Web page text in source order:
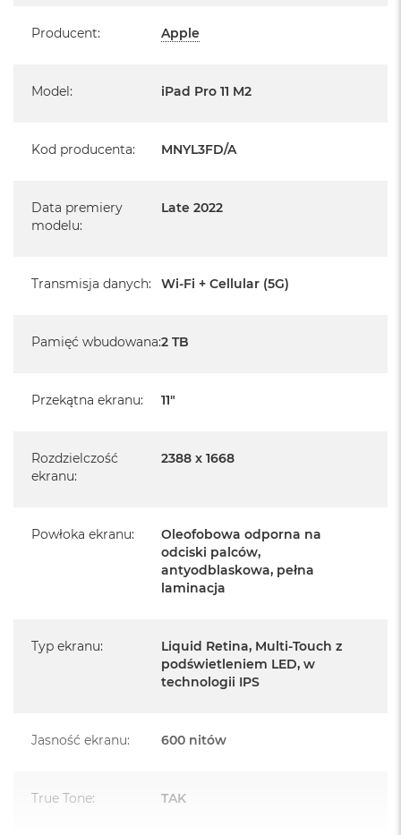
iPad jest nowy
Posiada pełną, 12 miesięczną gwarancję
Posiada fabrycznie zafoliowane opakowanie
Język polski wybieramy przy pierwszym uruchomieniu
Producent: Apple
Model: iPad Pro 11 M2
Kod producenta: MNYL3FD/A
Data premiery
modelu:
Late 2022
Transmisja danych: Wi-Fi + Cellular (5G)
Pamięć wbudowana:2 TB
Przekątna ekranu: 11"
Rozdzielczość
ekranu:
2388 x 1668
Powłoka ekranu:
Oleofobowa odporna na
odciski palców,
antyodblaskowa, pełna
laminacja
Typ ekranu:
Liquid Retina, Multi‑Touch z
podświetleniem LED, w
technologii IPS
Jasność ekranu: 600 nitów
True Tone: TAK